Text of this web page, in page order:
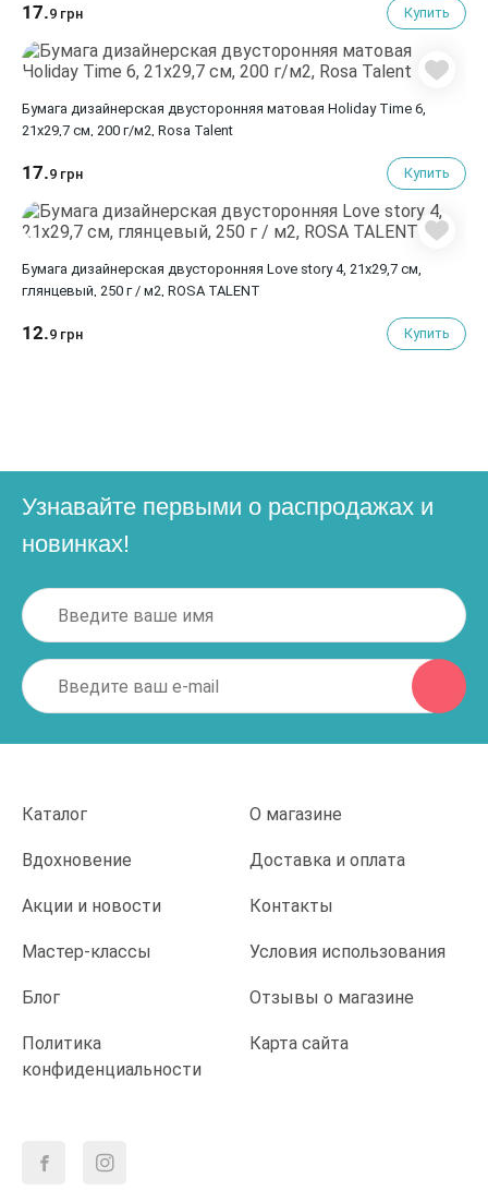
17.9 грн Купить
Бумага дизайнерская двусторонняя матовая Holiday Time 6,
21х29,7 см, 200 г/м2, Rosa Talent
17.9 грн Купить
Бумага дизайнерская двусторонняя Love story 4, 21х29,7 см,
глянцевый, 250 г / м2, ROSA TALENT
12.9 грн Купить
Узнавайте первыми о распродажах и
новинках!
Каталог О магазине
Вдохновение Доставка и оплата
Акции и новости Контакты
Мастер-классы Условия использования
Блог Отзывы о магазине
Политика
конфиденциальности
Карта сайта